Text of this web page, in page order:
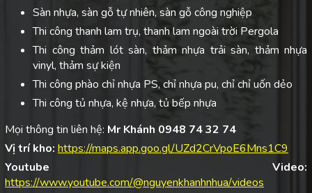
Sàn nhựa, sàn gỗ tự nhiên, sàn gỗ công nghiệp
Thi công thanh lam trụ, thanh lam ngoài trời Pergola
Thi công thảm lót sàn, thảm nhựa trải sàn, thảm nhựa
vinyl, thảm sự kiện
Thi công phào chỉ nhựa PS, chỉ nhựa pu, chỉ chỉ uốn dẻo
Thi công tủ nhựa, kệ nhựa, tủ bếp nhựa
Mọi thông tin liên hệ: Mr Khánh 0948 74 32 74
Vị trí kho: https://maps.app.goo.gl/UZd2CrVpoE6Mns1C9
Youtube Video:
https://www.youtube.com/@nguyenkhanhnhua/videos